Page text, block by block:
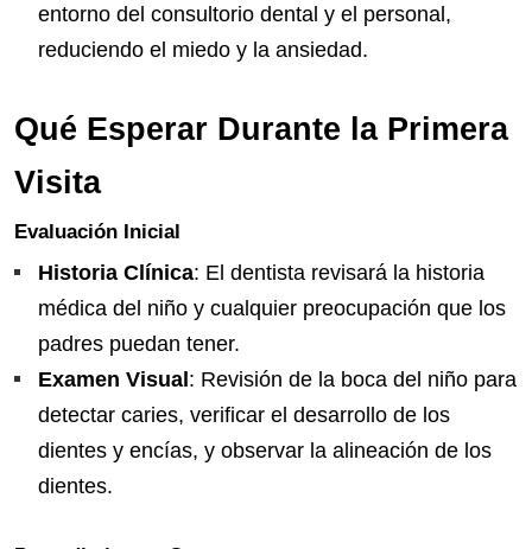
entorno del consultorio dental y el personal,
reduciendo el miedo y la ansiedad.
Qué Esperar Durante la Primera
Visita
Evaluación Inicial
Historia Clínica: El dentista revisará la historia
médica del niño y cualquier preocupación que los
padres puedan tener.
Examen Visual: Revisión de la boca del niño para
detectar caries, verificar el desarrollo de los
dientes y encías, y observar la alineación de los
dientes.